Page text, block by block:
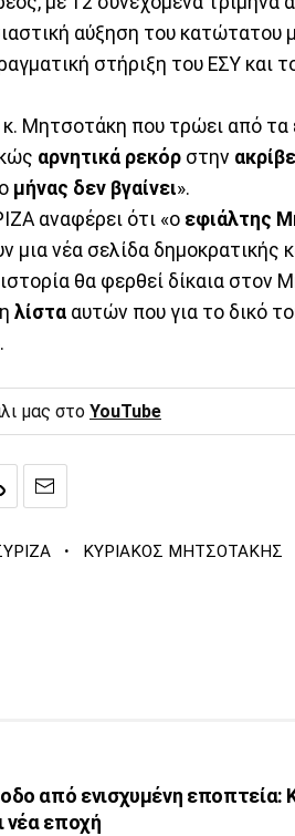
αύξηση του κατώτατου
στήριξη του ΕΣΥ και
κ. Μητσοτάκη που τρώει από
αρνητικά ρεκόρ στην
μήνας δεν βγαίνει».
αναφέρει ότι «ο εφιάλτης
μια νέα σελίδα δημοκρατικής
θα φερθεί δίκαια στον
λίστα αυτών που για το δικό
μας στο YouTube
· ΚΥΡΙΑΚΟΣ ΜΗΤΣΟΤΑΚΗΣ
από ενισχυμένη εποπτεία:
νέα εποχή